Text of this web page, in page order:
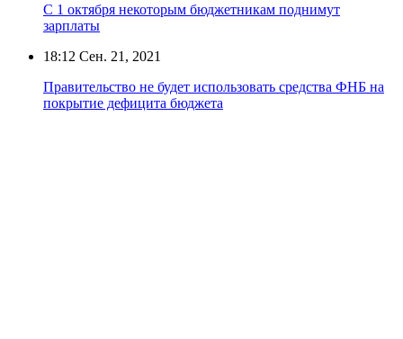
С 1 октября некоторым бюджетникам поднимут
зарплаты
18:12 Сен. 21, 2021
Правительство не будет использовать средства ФНБ на
покрытие дефицита бюджета